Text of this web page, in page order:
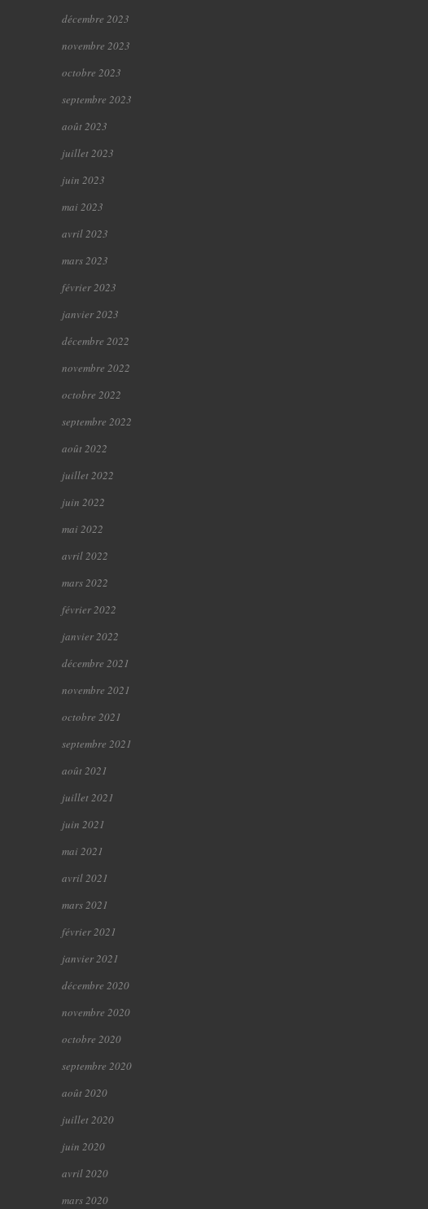
décembre 2023
novembre 2023
octobre 2023
septembre 2023
août 2023
juillet 2023
juin 2023
mai 2023
avril 2023
mars 2023
février 2023
janvier 2023
décembre 2022
novembre 2022
octobre 2022
septembre 2022
août 2022
juillet 2022
juin 2022
mai 2022
avril 2022
mars 2022
février 2022
janvier 2022
décembre 2021
novembre 2021
octobre 2021
septembre 2021
août 2021
juillet 2021
juin 2021
mai 2021
avril 2021
mars 2021
février 2021
janvier 2021
décembre 2020
novembre 2020
octobre 2020
septembre 2020
août 2020
juillet 2020
juin 2020
avril 2020
mars 2020